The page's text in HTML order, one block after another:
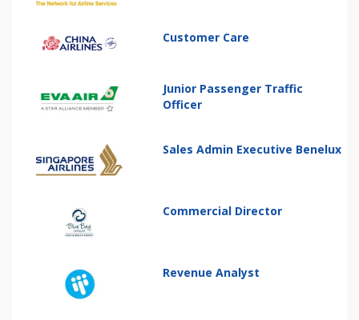
Customer Care
Junior Passenger Traffic
Officer
Sales Admin Executive Benelux
Commercial Director
Revenue Analyst